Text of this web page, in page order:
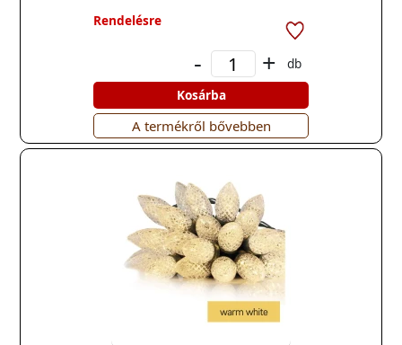
Rendelésre
- +
db
Kosárba
A termékről bővebben